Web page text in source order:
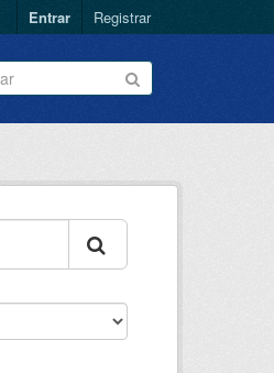
Entrar Registrar